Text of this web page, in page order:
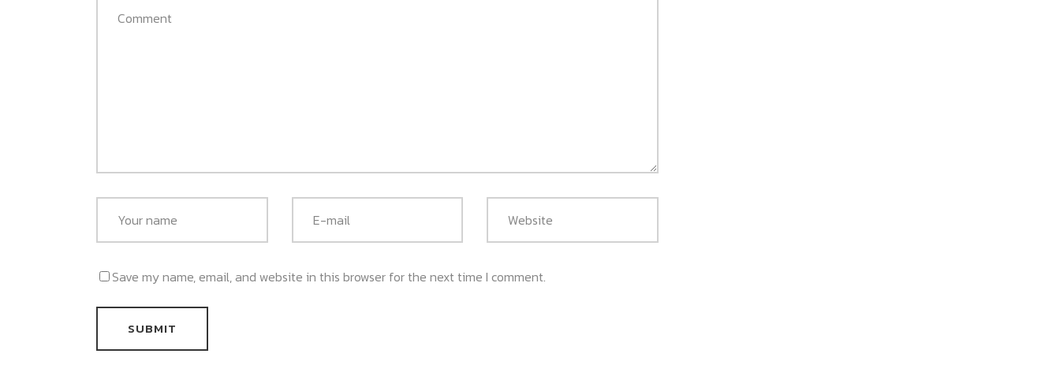
Save my name, email, and website in this browser for the next time I comment.